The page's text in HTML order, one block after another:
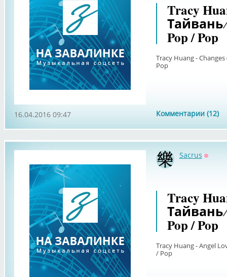
Tracy
Тайвань
Pop / Pop
Tracy Huang -
Pop
Комментарии (12)
16.04.2016 09:47
Sacrus
Tracy
Тайвань
Pop / Pop
Tracy Huang - Angel
/ Pop